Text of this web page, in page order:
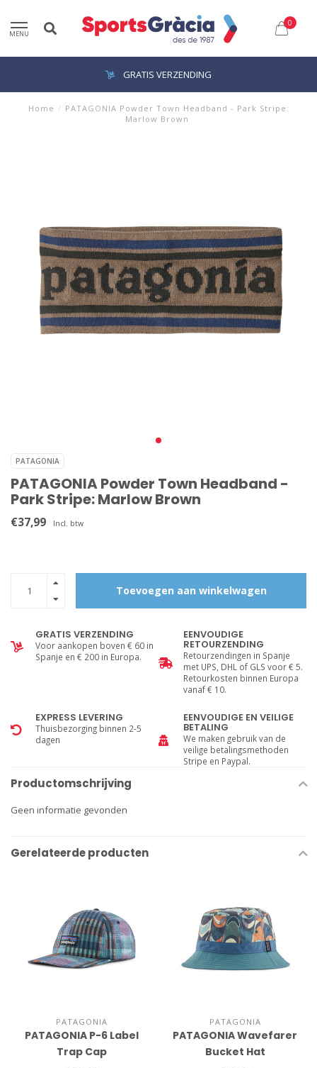
MENU
0
GRATIS VERZENDING
Home / PATAGONIA Powder Town Headband - Park Stripe:
Marlow Brown
PATAGONIA
PATAGONIA Powder Town Headband -
Park Stripe: Marlow Brown
€37,99 Incl. btw
Toevoegen aan winkelwagen
GRATIS VERZENDING
Voor aankopen boven € 60 in
Spanje en € 200 in Europa.
EENVOUDIGE
RETOURZENDING
Retourzendingen in Spanje
met UPS, DHL of GLS voor € 5.
Retourkosten binnen Europa
vanaf € 10.
EXPRESS LEVERING
Thuisbezorging binnen 2-5
dagen
EENVOUDIGE EN VEILIGE
BETALING
We maken gebruik van de
veilige betalingsmethoden
Stripe en Paypal.
Productomschrijving
Geen informatie gevonden
Gerelateerde producten
PATAGONIA
PATAGONIA P-6 Label
Trap Cap
PATAGONIA
PATAGONIA Wavefarer
Bucket Hat